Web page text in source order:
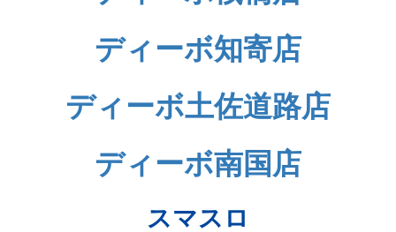
ディーボ知寄店
ディーボ土佐道路店
ディーボ南国店
スマスロ